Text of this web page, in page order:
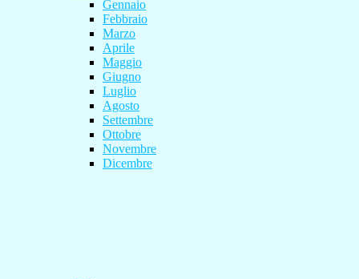
Gennaio
Febbraio
Marzo
Aprile
Maggio
Giugno
Luglio
Agosto
Settembre
Ottobre
Novembre
Dicembre